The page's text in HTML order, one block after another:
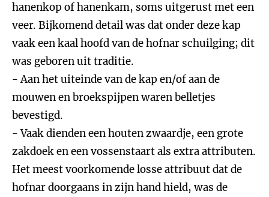
hanenkop of hanenkam, soms uitgerust met een
veer. Bijkomend detail was dat onder deze kap
vaak een kaal hoofd van de hofnar schuilging; dit
was geboren uit traditie.
- Aan het uiteinde van de kap en/of aan de
mouwen en broekspijpen waren belletjes
bevestigd.
- Vaak dienden een houten zwaardje, een grote
zakdoek en een vossenstaart als extra attributen.
Het meest voorkomende losse attribuut dat de
hofnar doorgaans in zijn hand hield, was de